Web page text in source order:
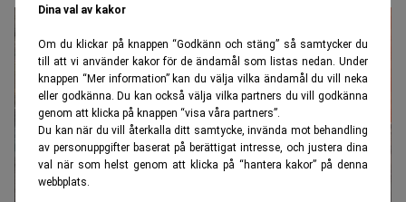
Dina val av kakor
Om du klickar på knappen “Godkänn och stäng” så samtycker du
till att vi använder kakor för de ändamål som listas nedan. Under
knappen “Mer information” kan du välja vilka ändamål du vill neka
eller godkänna. Du kan också välja vilka partners du vill godkänna
genom att klicka på knappen “visa våra partners”.
Du kan när du vill återkalla ditt samtycke, invända mot behandling
av personuppgifter baserat på berättigat intresse, och justera dina
val när som helst genom att klicka på “hantera kakor” på denna
webbplats.